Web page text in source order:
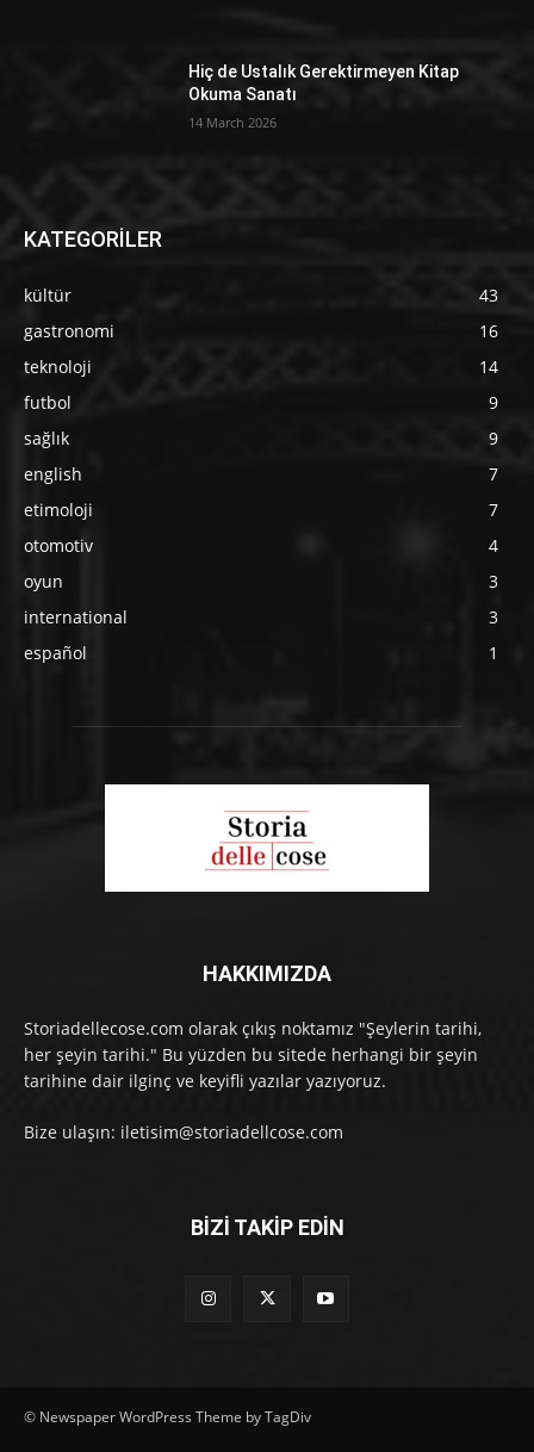
Hiç de Ustalık Gerektirmeyen Kitap
Okuma Sanatı
14 March 2026
KATEGORİLER
kültür
43
gastronomi
16
teknoloji
14
futbol
9
sağlık
9
english
7
etimoloji
7
otomotiv
4
oyun
3
international
3
español
1
HAKKIMIZDA
Storiadellecose.com olarak çıkış noktamız "Şeylerin tarihi,
her şeyin tarihi." Bu yüzden bu sitede herhangi bir şeyin
tarihine dair ilginç ve keyifli yazılar yazıyoruz.
Bize ulaşın: iletisim@storiadellcose.com
BİZİ TAKİP EDİN
© Newspaper WordPress Theme by TagDiv